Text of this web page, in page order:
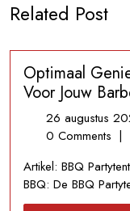
Related Post
Optimaal
Voor Jouw
26 augustus
0 Comments |
Artikel: BBQ
BBQ: De BBQ